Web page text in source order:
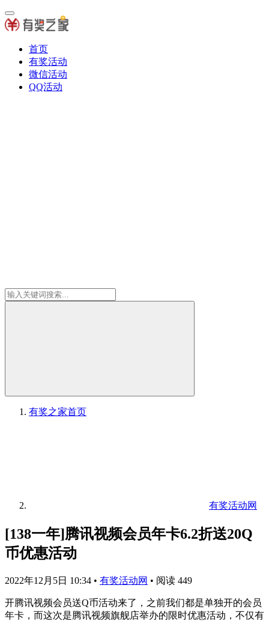
首页
有奖活动
微信活动
QQ活动
有奖之家首页
有奖活动网
[138一年]腾讯视频会员年卡6.2折送20Q
币优惠活动
2022年12月5日 10:34 • 有奖活动网 • 阅读 449
开腾讯视频会员送Q币活动来了，之前我们都是单独开的会员
年卡，而这次是腾讯视频旗舰店举办的限时优惠活动，不仅有